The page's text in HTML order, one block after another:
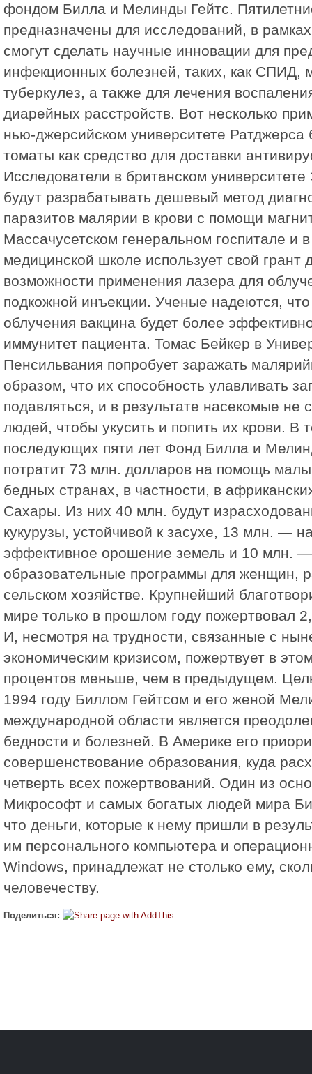
фондом Билла и Мелинды Гейтс.
предназначены для исследований, в
смогут сделать научные инновации для
инфекционных болезней, таких, как СПИД,
туберкулез, а также для лечения
диарейных расстройств. Вот несколько
нью-джерсийском университете Ратджерса
томаты как средство для доставки
Исследователи в британском
будут разрабатывать дешевый метод
паразитов малярии в крови с помощи
Массачусетском генеральном госпитале и
медицинской школе использует свой грант
возможности применения лазера для
подкожной инъекции. Ученые надеются,
облучения вакцина будет более
иммунитет пациента. Томас Бейкер в
Пенсильвания попробует заражать
образом, что их способность улавливать
подавляться, и в результате насекомые не
людей, чтобы укусить и попить их крови. В
последующих пяти лет Фонд Билла и
потратит 73 млн. долларов на помощь
бедных странах, в частности, в
Сахары. Из них 40 млн. будут
кукурузы, устойчивой к засухе, 13 млн. —
эффективное орошение земель и 10 млн.
образовательные программы для женщин,
сельском хозяйстве. Крупнейший
мире только в прошлом году пожертвовал
И, несмотря на трудности, связанные с
экономическим кризисом, пожертвует в
процентов меньше, чем в предыдущем.
1994 году Биллом Гейтсом и его женой
международной области является
бедности и болезней. В Америке его
совершенствование образования, куда
четверть всех пожертвований. Один из
Микрософт и самых богатых людей мира
что деньги, которые к нему пришли в
им персонального компьютера и
Windows, принадлежат не столько ему,
человечеству.
Поделиться: